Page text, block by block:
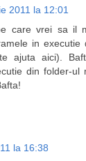
2011 la 12:01
care vrei sa il
in executie
ajuta aici).
din folder-ul
la 16:38